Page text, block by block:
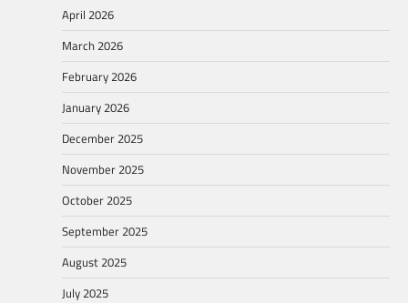
April 2026
March 2026
February 2026
January 2026
December 2025
November 2025
October 2025
September 2025
August 2025
July 2025